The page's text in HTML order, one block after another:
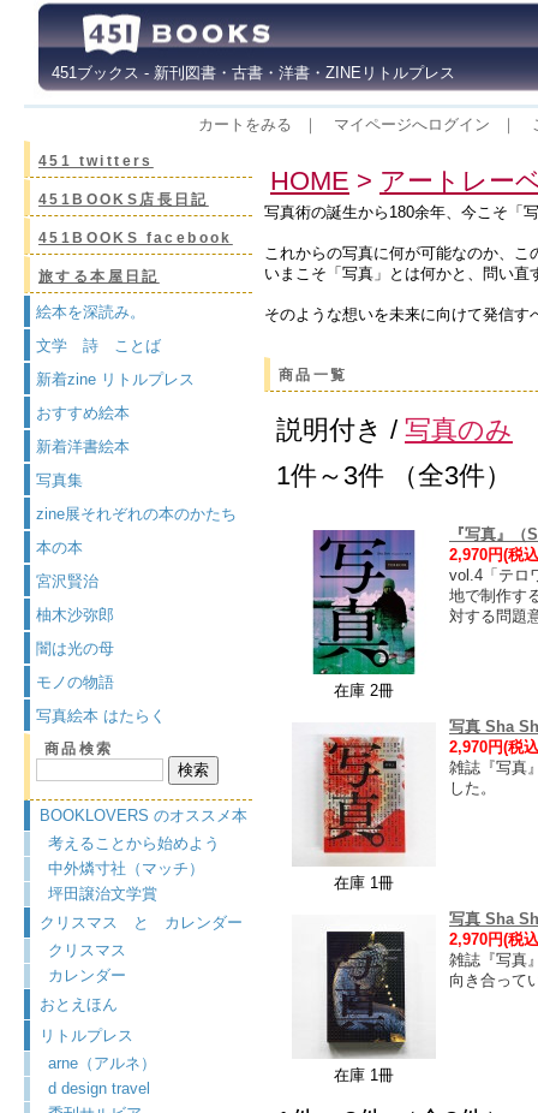
451ブックス - 新刊図書・古書・洋書・ZINEリトルプレス
カートをみる ｜ マイページへログイン ｜
451 twitters
451BOOKS店長日記
451BOOKS facebook
旅する本屋日記
絵本を深読み。
文学 詩 ことば
新着zine リトルプレス
おすすめ絵本
新着洋書絵本
写真集
zine展それぞれの本のかたち
本の本
宮沢賢治
柚木沙弥郎
闇は光の母
モノの物語
写真絵本 はたらく
商品検索
BOOKLOVERS のオススメ本
考えることから始めよう
中外燐寸社（マッチ）
坪田譲治文学賞
クリスマス と カレンダー
クリスマス
カレンダー
おとえほん
リトルプレス
arne（アルネ）
d design travel
HOME > アートレー
写真術の誕生から180余年、今こそ「
これからの写真に何が可能なのか、
いまこそ「写真」とは何かと、問い直
そのような想いを未来に向けて発信
商品一覧
説明付き / 写真のみ
1件～3件 （全3件）
在庫 2冊
『写真』
2,970円(税
vol.4「テロ
地で制作す
対する問題
在庫 1冊
写真 Sha
2,970円(税
雑誌『写真
した。
在庫 1冊
写真 Sha
2,970円(税
雑誌『写真
向き合って